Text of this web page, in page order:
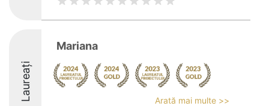
Laureați
Mariana
Arată mai multe >>